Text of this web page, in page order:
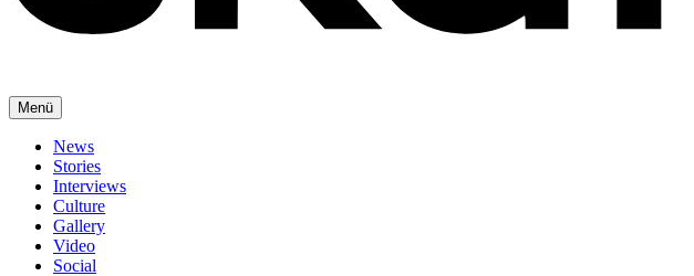
Menü
News
Stories
Interviews
Culture
Gallery
Video
Social